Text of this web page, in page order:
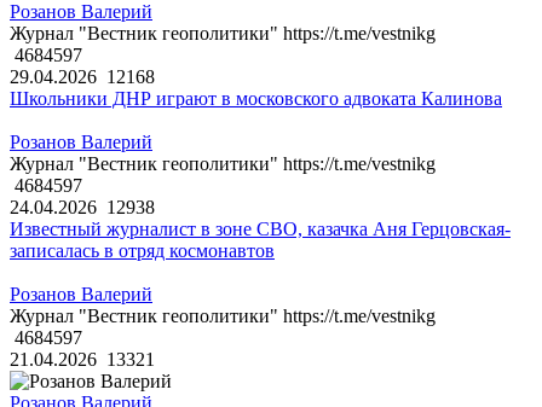
Розанов Валерий
Журнал "Вестник геополитики" https://t.me/vestnikg
4684597
29.04.2026 12168
Школьники ДНР играют в московского адвоката Калинова
Розанов Валерий
Журнал "Вестник геополитики" https://t.me/vestnikg
4684597
24.04.2026 12938
Известный журналист в зоне СВО, казачка Аня Герцовская-
записалась в отряд космонавтов
Розанов Валерий
Журнал "Вестник геополитики" https://t.me/vestnikg
4684597
21.04.2026 13321